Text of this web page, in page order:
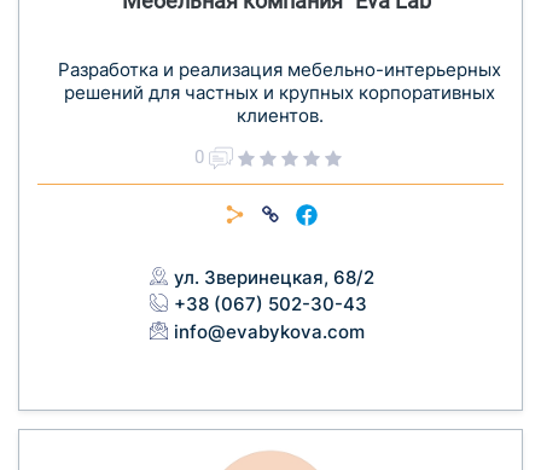
Разработка и реализация мебельно-интерьерных
решений для частных и крупных корпоративных
клиентов.
0
ул. Зверинецкая, 68/2
+38 (067) 502-30-43
info@evabykova.com